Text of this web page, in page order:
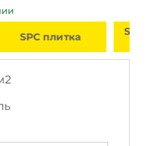
SPC ламинат под
дерево